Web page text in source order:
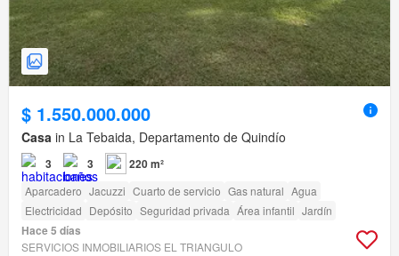
$ 1.550.000.000
Casa in La Tebaida, Departamento de Quindío
3 3 220 m²
Aparcadero Jacuzzi Cuarto de servicio Gas natural Agua
Electricidad Depósito Seguridad privada Área infantil Jardín
Hace 5 días
SERVICIOS INMOBILIARIOS EL TRIANGULO